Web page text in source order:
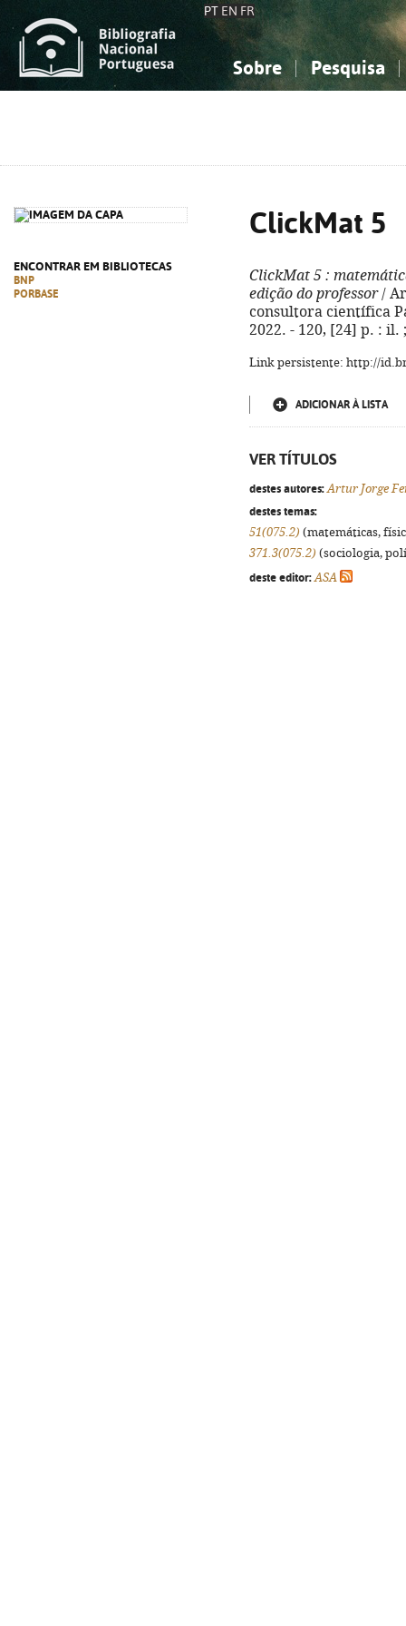
PT EN FR
Sobre Pesquisa
ENCONTRAR EM BIBLIOTECAS
BNP
PORBASE
ClickMat 5
ClickMat 5 :
edição do professor/
consultora científica
2022. - 120, [24] p. : il.
Link persistente: http://
ADICIONAR À LISTA
VER TÍTULOS
destes autores: Artur Jorge
destes temas:
51(075.2) (matemáticas,
371.3(075.2) (sociologia,
deste editor: ASA